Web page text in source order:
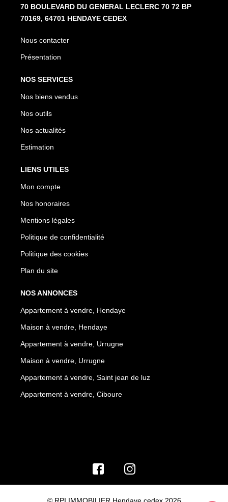
70 BOULEVARD DU GENERAL LECLERC 70 72 BP
70169, 64701 HENDAYE CEDEX
Nous contacter
Présentation
NOS SERVICES
Nos biens vendus
Nos outils
Nos actualités
Estimation
LIENS UTILES
Mon compte
Nos honoraires
Mentions légales
Politique de confidentialité
Politique des cookies
Plan du site
NOS ANNONCES
Appartement à vendre, Hendaye
Maison à vendre, Hendaye
Appartement à vendre, Urrugne
Maison à vendre, Urrugne
Appartement à vendre, Saint jean de luz
Appartement à vendre, Ciboure